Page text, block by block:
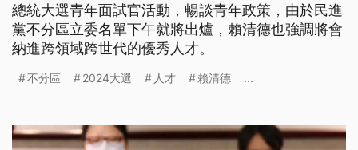
總統大選青年面試官活動，暢談青年政策，由於民進
黨不分區立委名單下午就將出爐，賴清德也強調將會
納進跨領域跨世代的優秀人才。
不分區 2024大選 人才 賴清德 ...